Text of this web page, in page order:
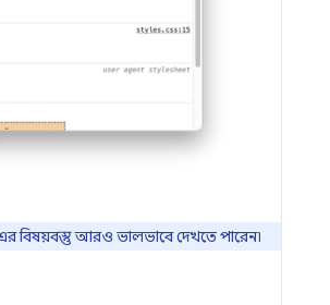
বিষয়বস্তু আরও ভালভাবে দেখতে পারেন৷